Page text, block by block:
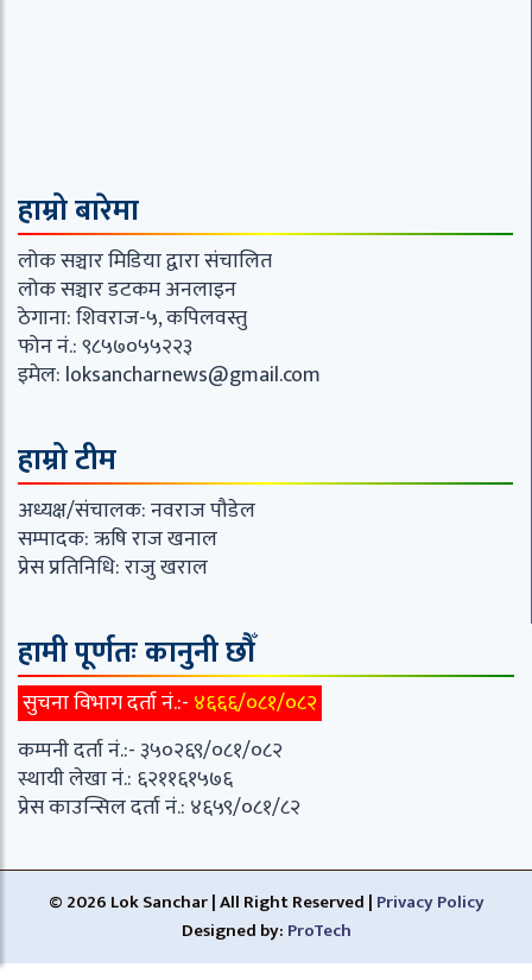
हाम्रो बारेमा
लोक सञ्चार मिडिया द्वारा संचालित
लोक सञ्चार डटकम अनलाइन
ठेगाना: शिवराज-५, कपिलवस्तु
फोन नं.: ९८५७०५५२२३
इमेल: loksancharnews@gmail.com
हाम्रो टीम
अध्यक्ष/संचालक: नवराज पौडेल
सम्पादक: ऋषि राज खनाल
प्रेस प्रतिनिधि: राजु खराल
हामी पूर्णतः कानुनी छौँ
सुचना विभाग दर्ता नं.:- ४६६६/०८१/०८२
कम्पनी दर्ता नं.:- ३५०२६९/०८१/०८२
स्थायी लेखा नं.: ६२११६१५७६
प्रेस काउन्सिल दर्ता नं.: ४६५९/०८१/८२
© 2026 Lok Sanchar | All Right Reserved | Privacy Policy
Designed by: ProTech